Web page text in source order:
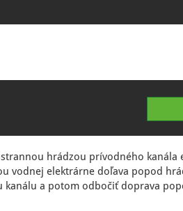
hrádzou prívodného
vodnej elektrárne doľava popod
a potom odbočiť doprava